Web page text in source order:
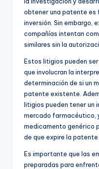
obtener una patente es
inversión. Sin embargo,
compañías intentan
similares sin la
Estos litigios pueden
que involucran la
determinación de si un
patente existente.
litigios pueden tener un
mercado farmacéutico,
medicamento genérico
de que expire la
Es importante que las
preparadas para